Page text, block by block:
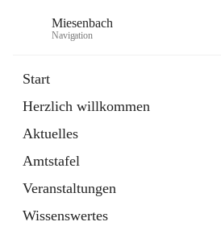
Miesenbach
Navigation
Start
Herzlich willkommen
Aktuelles
Amtstafel
Veranstaltungen
Wissenswertes
Externe Webseite
in
Tab
Region Schneebergland
Externe Webseite
öffnet
in
neuem
Tab